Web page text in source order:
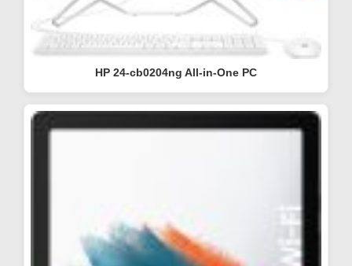
HP 24-cb0204ng All-in-One PC